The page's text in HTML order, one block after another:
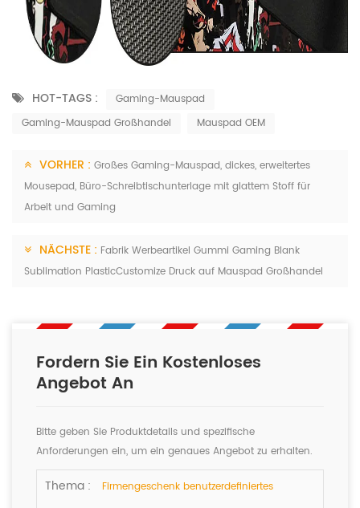
HOT-TAGS :
Gaming-Mauspad
Gaming-Mauspad Großhandel
Mauspad OEM
VORHER : Großes Gaming-Mauspad, dickes, erweitertes
Mousepad, Büro-Schreibtischunterlage mit glattem Stoff für
Arbeit und Gaming
NÄCHSTE : Fabrik Werbeartikel Gummi Gaming Blank
Sublimation PlasticCustomize Druck auf Mauspad Großhandel
Fordern Sie Ein Kostenloses
Angebot An
Bitte geben Sie Produktdetails und spezifische
Anforderungen ein, um ein genaues Angebot zu erhalten.
Wir werden Ihnen so schnell wie möglich antworten.
Thema : Firmengeschenk benutzerdefiniertes